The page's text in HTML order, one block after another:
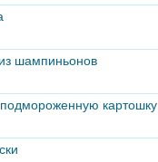
шампиньонов
подмороженную картошку